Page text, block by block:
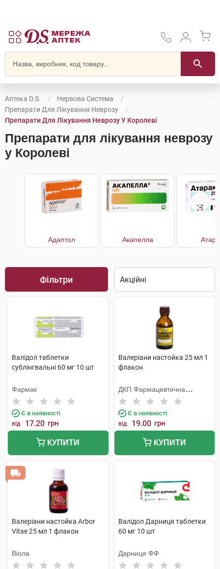
Аптека D.S.
Нервова Система
Препарати Для Лікування Неврозу
Препарати Для Лікування Неврозу У Королеві
Препарати для лікування неврозу
у Королеві
Адаптол Акапелла
Фільтри
Валідол таблетки
сублінгвальні 60 мг 10 шт
Фармак
Є в наявності
від 17.20 грн
КУПИТИ
Валеріани настойка 25 мл 1
флакон
ДКП Фармацевтична
фабрика
Є в наявності
від 19.00 грн
КУПИТИ
Валеріани настойка Arbor
Vitae 25 мл 1 флакон
Віола
Валідол Дарниця таблетки
60 мг 10 шт
Дарниця ФФ